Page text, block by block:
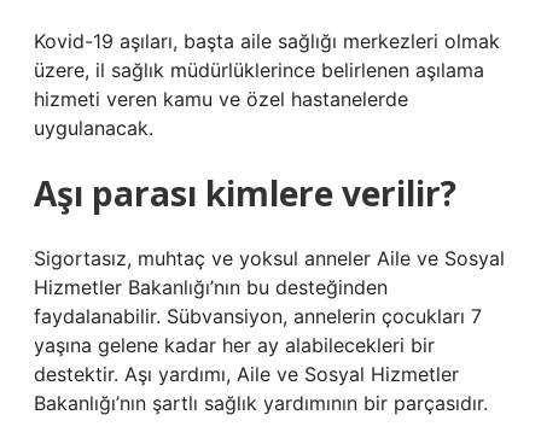
Kovid-19 aşıları, başta aile sağlığı merkezleri olmak
üzere, il sağlık müdürlüklerince belirlenen aşılama
hizmeti veren kamu ve özel hastanelerde
uygulanacak.
Aşı parası kimlere verilir?
Sigortasız, muhtaç ve yoksul anneler Aile ve Sosyal
Hizmetler Bakanlığı’nın bu desteğinden
faydalanabilir. Sübvansiyon, annelerin çocukları 7
yaşına gelene kadar her ay alabilecekleri bir
destektir. Aşı yardımı, Aile ve Sosyal Hizmetler
Bakanlığı’nın şartlı sağlık yardımının bir parçasıdır.